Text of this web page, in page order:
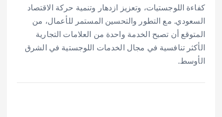
كفاءة اللوجستيات، وتعزيز ازدهار وتنمية حركة الاقتصاد
السعودي. مع التطور والتحسين المستمر للأعمال، من
المتوقع أن تصبح الخدمة واحدة من العلامات التجارية
الأكثر تنافسية في مجال الخدمات اللوجستية في الشرق
الأوسط.